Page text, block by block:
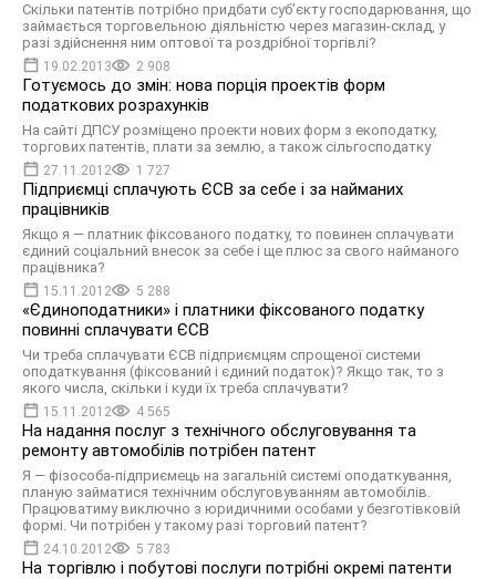
Скільки патентів потрібно придбати суб’єкту господарювання, що
займається торговельною діяльністю через магазин-склад, у
разі здійснення ним оптової та роздрібної торгівлі?
19.02.2013 2 908
Готуємось до змін: нова порція проектів форм
податкових розрахунків
На сайті ДПСУ розміщено проекти нових форм з екоподатку,
торгових патентів, плати за землю, а також сільгосподатку
27.11.2012 1 727
Підприємці сплачують ЄСВ за себе і за найманих
працівників
Якщо я — платник фіксованого податку, то повинен сплачувати
єдиний соціальний внесок за себе і ще плюс за свого найманого
працівника?
15.11.2012 5 288
«Єдиноподатники» і платники фіксованого податку
повинні сплачувати ЄСВ
Чи треба сплачувати ЄСВ підприємцям спрощеної системи
оподаткування (фіксований і єдиний податок)? Якщо так, то з
якого числа, скільки і куди їх треба сплачувати?
15.11.2012 4 565
На надання послуг з технічного обслуговування та
ремонту автомобілів потрібен патент
Я — фізособа-підприємець на загальній системі оподаткування,
планую займатися технічним обслуговуванням автомобілів.
Працюватиму виключно з юридичними особами у безготівковій
формі. Чи потрібен у такому разі торговий патент?
24.10.2012 5 783
На торгівлю і побутові послуги потрібні окремі патенти